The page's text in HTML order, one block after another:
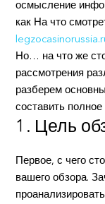
осмысление
как На что
Но… на что же
рассмотрения
разберем
составить
1. Цель
Первое, с чего
вашего обзора.